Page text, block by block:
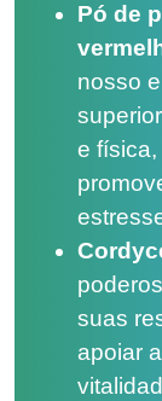
Pó de
nosso
e
suas
apoiar